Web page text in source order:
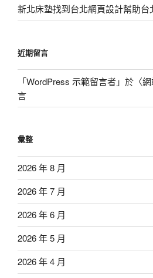
新北床墊找到台北網頁設計幫助台
近期留言
「WordPress 示範留言者」於〈
言
彙整
2026 年 8 月
2026 年 7 月
2026 年 6 月
2026 年 5 月
2026 年 4 月